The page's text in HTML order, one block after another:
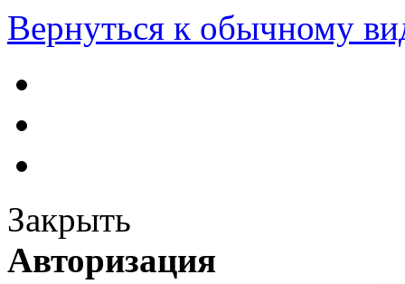
Вернуться к обычному
Закрыть
Авторизация